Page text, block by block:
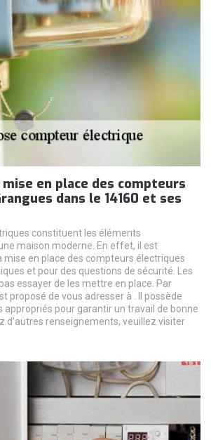
en place des compteurs
dans le 14160 et ses
constituent les éléments
maison moderne. En effet, il est
mise en place des compteurs électriques
et pour des questions de sécurité. Les
essayer de les mettre en place. Par
proposé de vous adresser à . Il possède
appropriés pour garantir un travail de bonne
d'autres renseignements, veuillez visiter